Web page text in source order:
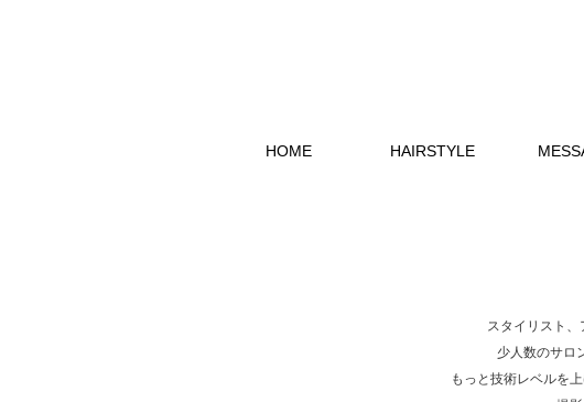
HOME HAIRSTYLE
スタイリスト、
少人数のサロ
もっと技術レベルを